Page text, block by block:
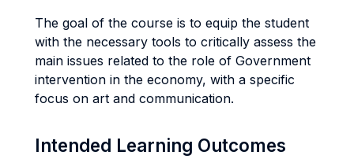
The goal of the course is to equip the student
with the necessary tools to critically assess the
main issues related to the role of Government
intervention in the economy, with a specific
focus on art and communication.
Intended Learning Outcomes